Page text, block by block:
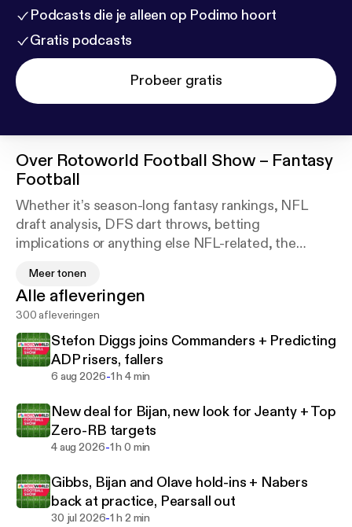
Podcasts die je alleen op Podimo hoort
Gratis podcasts
Probeer gratis
Over Rotoworld Football Show – Fantasy
Football
Whether it’s season-long fantasy rankings, NFL
draft analysis, DFS dart throws, betting
implications or anything else NFL-related, the
as RotoPat, Denny Carter, Kyle Dvorchak and
others from the Rotoworld crew give their analysis
and opinions on all things NFL on the Fantasy
Sports Writers Association’s 2019 winner for Best
Fantasy Football Podcast.
Meer tonen
Alle afleveringen
300 afleveringen
Stefon Diggs joins Commanders + Predicting
ADP risers, fallers
6 aug 2026-1 h 4 min
New deal for Bijan, new look for Jeanty + Top
Zero-RB targets
4 aug 2026-1 h 0 min
Gibbs, Bijan and Olave hold-ins + Nabers
back at practice, Pearsall out
30 jul 2026-1 h 2 min